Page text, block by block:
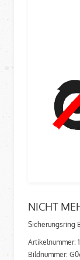
NICHT
Sicherungsring
Artikelnummer:
Bildnummer: